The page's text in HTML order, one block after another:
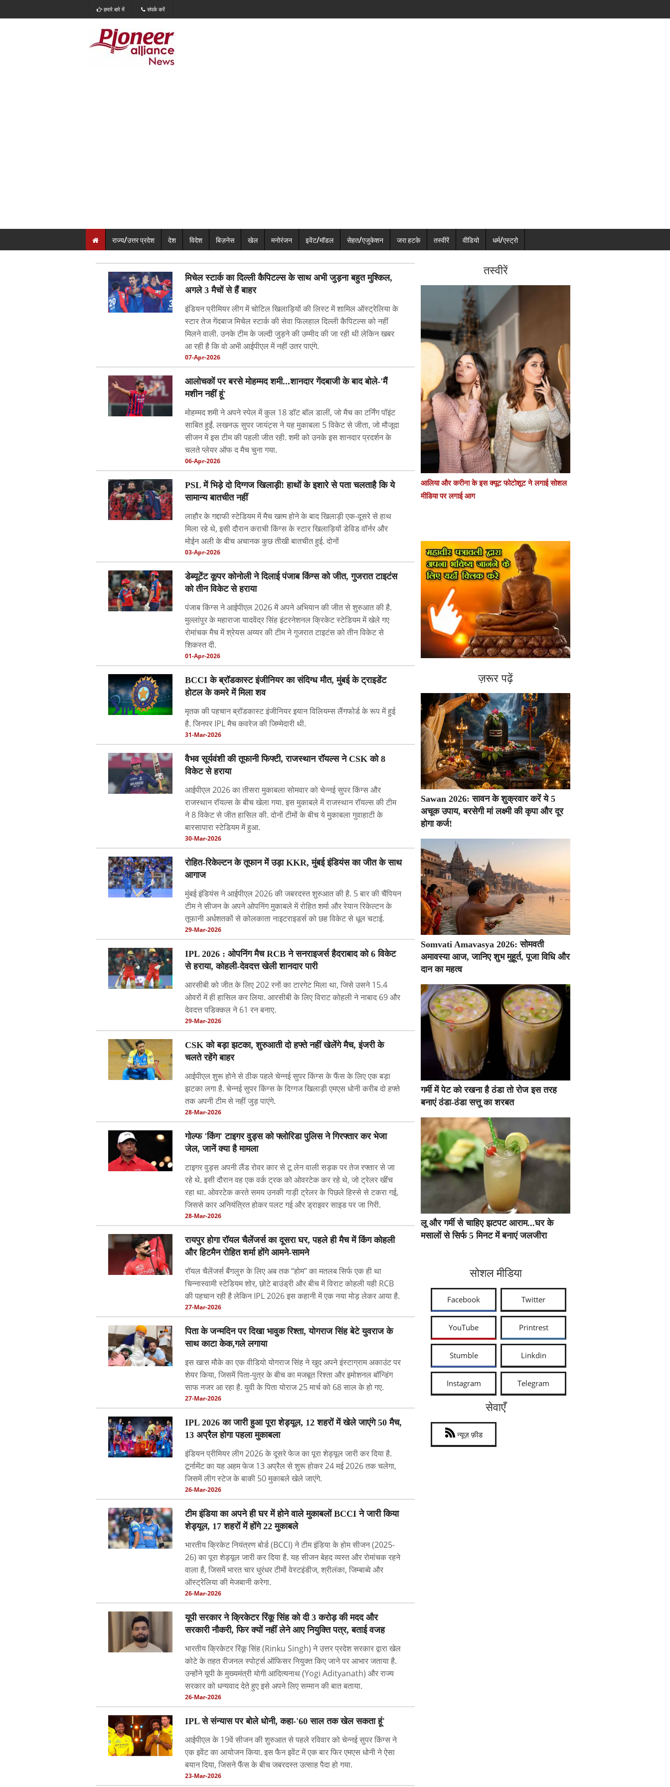
हमारे बारे में संपर्क करें
राज्य/उत्तर प्रदेश देश विदेश बिज़नेस खेल मनोरंजन इवेंट/मॉडल सेहत/एजुकेशन जरा हटके तस्वीरें वीडियो धर्म/एस्ट्रो
मिचेल स्टार्क का दिल्ली कैपिटल्स के साथ अभी जुड़ना बहुत मुश्किल,
अगले 3 मैचों से हैं बाहर
इंडियन प्रीमियर लीग में चोटिल खिलाड़ियों की लिस्ट में शामिल ऑस्ट्रेलिया के
स्टार तेज गेंदबाज मिचेल स्टार्क की सेवा फिलहाल दिल्ली कैपिटल्स को नहीं
मिलने वाली. उनके टीम के जल्दी जुड़ने की उम्मीद की जा रही थी लेकिन खबर
आ रही है कि वो अभी आईपीएल में नहीं उतर पाएंगे.
07-Apr-2026
आलोचकों पर बरसे मोहम्मद शमी...शानदार गेंदबाजी के बाद बोले-'मैं
मशीन नहीं हूं'
मोहम्मद शमी ने अपने स्पेल में कुल 18 डॉट बॉल डालीं, जो मैच का टर्निंग पॉइंट
साबित हुईं. लखनऊ सुपर जायंट्स ने यह मुकाबला 5 विकेट से जीता, जो मौजूदा
सीजन में इस टीम की पहली जीत रही. शमी को उनके इस शानदार प्रदर्शन के
चलते प्लेयर ऑफ द मैच चुना गया.
06-Apr-2026
PSL में भिड़े दो दिग्गज खिलाड़ी! हाथों के इशारे से पता चलताहै कि ये
सामान्य बातचीत नहीं
लाहौर के गद्दाफी स्टेडियम में मैच खत्म होने के बाद खिलाड़ी एक-दूसरे से हाथ
मिला रहे थे, इसी दौरान कराची किंग्स के स्टार खिलाड़ियों डेविड वॉर्नर और
मोईन अली के बीच अचानक कुछ तीखी बातचीत हुई. दोनों
03-Apr-2026
डेब्यूटेंट कूपर कोनोली ने दिलाई पंजाब किंग्स को जीत, गुजरात टाइटंस
को तीन विकेट से हराया
पंजाब किंग्स ने आईपीएल 2026 में अपने अभियान की जीत से शुरुआत की है.
मुल्लांपुर के महाराजा यादवेंद्र सिंह इंटरनेशनल क्रिकेट स्टेडियम में खेले गए
रोमांचक मैच में श्रेयस अय्यर की टीम ने गुजरात टाइटंस को तीन विकेट से
शिकस्त दी.
01-Apr-2026
BCCI के ब्रॉडकास्ट इंजीनियर का संदिग्ध मौत, मुंबई के ट्राइडेंट
होटल के कमरे में मिला शव
मृतक की पहचान ब्रॉडकास्ट इंजीनियर इयान विलियम्स लैंगफोर्ड के रूप में हुई
है. जिनपर IPL मैच कवरेज की जिम्मेदारी थी.
31-Mar-2026
वैभव सूर्यवंशी की तूफानी फिफ्टी, राजस्थान रॉयल्स ने CSK को 8
विकेट से हराया
आईपीएल 2026 का तीसरा मुकाबला सोमवार को चेन्नई सुपर किंग्स और
राजस्थान रॉयल्स के बीच खेला गया. इस मुकाबले में राजस्थान रॉयल्स की टीम
ने 8 विकेट से जीत हासिल की. दोनों टीमों के बीच ये मुकाबला गुवाहाटी के
बारसापारा स्टेडियम में हुआ.
30-Mar-2026
रोहित-रिकेल्टन के तूफान में उड़ा KKR, मुंबई इंडियंस का जीत के साथ
आगाज
मुंबई इंडियंस ने आईपीएल 2026 की जबरदस्त शुरुआत की है. 5 बार की चैंपियन
टीम ने सीजन के अपने ओपनिंग मुकाबले में रोहित शर्मा और रेयान रिकेल्टन के
तूफानी अर्धशतकों से कोलकाता नाइटराइडर्स को छह विकेट से धूल चटाई.
29-Mar-2026
IPL 2026 : ओपनिंग मैच RCB ने सनराइजर्स हैदराबाद को 6 विकेट
से हराया, कोहली-देवदत्त खेली शानदार पारी
आरसीबी को जीत के लिए 202 रनों का टारगेट मिला था, जिसे उसने 15.4
ओवरों में ही हासिल कर लिया. आरसीबी के लिए विराट कोहली ने नाबाद 69 और
देवदत्त पडिक्कल ने 61 रन बनाए.
29-Mar-2026
CSK को बड़ा झटका, शुरुआती दो हफ्ते नहीं खेलेंगे मैच, इंजरी के
चलते रहेंगे बाहर
आईपीएल शुरू होने से ठीक पहले चेन्नई सुपर किंग्स के फैंस के लिए एक बड़ा
झटका लगा है. चेन्नई सुपर किंग्स के दिग्गज खिलाड़ी एमएस धोनी करीब दो हफ्ते
तक अपनी टीम से नहीं जुड़ पाएंगे.
28-Mar-2026
गोल्फ 'किंग' टाइगर वुड्स को फ्लोरिडा पुलिस ने गिरफ्तार कर भेजा
जेल, जानें क्या है मामला
टाइगर वुड्स अपनी लैंड रोवर कार से टू लेन वाली सड़क पर तेज रफ्तार से जा
रहे थे. इसी दौरान वह एक वर्क ट्रक को ओवरटेक कर रहे थे, जो ट्रेलर खींच
रहा था. ओवरटेक करते समय उनकी गाड़ी ट्रेलर के पिछले हिस्से से टकरा गई,
जिससे कार अनियंत्रित होकर पलट गई और ड्राइवर साइड पर जा गिरी.
28-Mar-2026
रायपुर होगा रॉयल चैलेंजर्स का दूसरा घर, पहले ही मैच में किंग कोहली
और हिटमैन रोहित शर्मा होंगे आमने-सामने
रॉयल चैलेंजर्स बैंगलुरु के लिए अब तक “होम” का मतलब सिर्फ एक ही था
चिन्नास्वामी स्टेडियम शोर, छोटे बाउंड्री और बीच में विराट कोहली यही RCB
की पहचान रही है लेकिन IPL 2026 इस कहानी में एक नया मोड़ लेकर आया है.
27-Mar-2026
पिता के जन्मदिन पर दिखा भावुक रिश्ता, योगराज सिंह बेटे युवराज के
साथ काटा केक,गले लगाया
इस खास मौके का एक वीडियो योगराज सिंह ने खुद अपने इंस्टाग्राम अकाउंट पर
शेयर किया, जिसमें पिता-पुत्र के बीच का मजबूत रिश्ता और इमोशनल बॉन्डिंग
साफ नजर आ रहा है. युवी के पिता योराज 25 मार्च को 68 साल के हो गए.
27-Mar-2026
IPL 2026 का जारी हुआ पूरा शेड्यूल, 12 शहरों में खेले जाएंगे 50 मैच,
13 अप्रैल होगा पहला मुकाबला
इंड‍ियन प्रीम‍ियर लीग 2026 के दूसरे फेज का पूरा शेड्यूल जारी कर दिया है.
टूर्नामेंट का यह अहम फेज 13 अप्रैल से शुरू होकर 24 मई 2026 तक चलेगा,
जिसमें लीग स्टेज के बाकी 50 मुकाबले खेले जाएंगे.
26-Mar-2026
टीम इंडिया का अपने ही घर में होने वाले मुकाबलों BCCI ने जारी किया
शेड्यूल, 17 शहरों में होंगे 22 मुकाबले
भारतीय क्रिकेट नियंत्रण बोर्ड (BCCI) ने टीम इंडिया के होम सीजन (2025-
26) का पूरा शेड्यूल जारी कर दिया है. यह सीजन बेहद व्यस्त और रोमांचक रहने
वाला है, जिसमें भारत चार धुरंधर टीमों वेस्टइंडीज, श्रीलंका, जिम्बाब्वे और
ऑस्ट्रेलिया की मेजबानी करेगा.
26-Mar-2026
यूपी सरकार ने क्रिकेटर रिंकू सिंह को दी 3 करोड़ की मदद और
सरकारी नौकरी, फिर क्यों नहीं लेने आए नियुक्ति पत्र, बताई वजह
भारतीय क्रिकेटर रिंकू सिंह (Rinku Singh) ने उत्तर प्रदेश सरकार द्वारा खेल
कोटे के तहत रीजनल स्पोर्ट्स ऑफिसर नियुक्त किए जाने पर आभार जताया है.
उन्होंने यूपी के मुख्यमंत्री योगी आदित्यनाथ (Yogi Adityanath) और राज्य
सरकार को धन्यवाद देते हुए इसे अपने लिए सम्मान की बात बताया.
26-Mar-2026
IPL से संन्यास पर बोले धोनी, कहा-'60 साल तक खेल सकता हूं'
आईपीएल के 19वें सीजन की शुरुआत से पहले रविवार को चेन्नई सुपर किंग्स ने
एक इवेंट का आयोजन किया. इस फैन इवेंट में एक बार फिर एमएस धोनी ने ऐसा
बयान दिया, जिसने फैंस के बीच जबरदस्त उत्साह पैदा हो गया.
23-Mar-2026
तस्वीरें
आलिया और करीना के इस क्यूट फोटोशूट ने लगाई सोशल
मीडिया पर लगाई आग
ज़रूर पढ़ें
Sawan 2026: सावन के शुक्रवार करें ये 5
अचूक उपाय, बरसेगी मां लक्ष्मी की कृपा और दूर
होगा कर्ज!
Somvati Amavasya 2026: सोमवती
अमावस्या आज, जानिए शुभ मुहूर्त, पूजा विधि और
दान का महत्व
गर्मी में पेट को रखना है ठंडा तो रोज इस तरह
बनाएं ठंडा-ठंडा सत्तू का शरबत
लू और गर्मी से चाहिए झटपट आराम...घर के
मसालों से सिर्फ 5 मिनट में बनाएं जलजीरा
सोशल मीडिया
Facebook Twitter
YouTube Printrest
Stumble Linkdin
Instagram Telegram
सेवाएँ
न्यूज़ फ़ीड